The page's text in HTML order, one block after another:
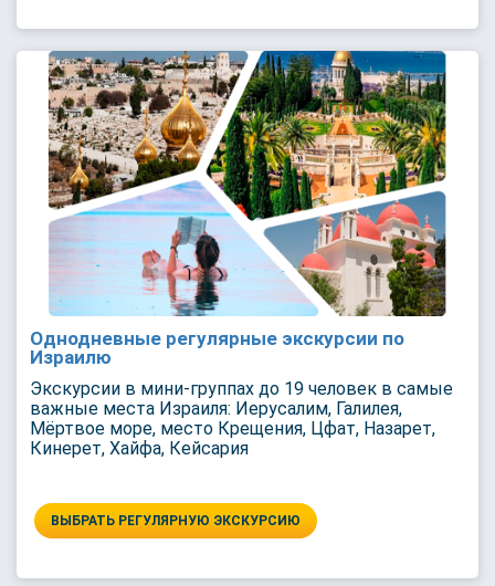
Однодневные регулярные экскурсии по
Израилю
Экскурсии в мини-группах до 19 человек в самые
важные места Израиля: Иерусалим, Галилея,
Мёртвое море, место Крещения, Цфат, Назарет,
Кинерет, Хайфа, Кейсария
ВЫБРАТЬ РЕГУЛЯРНУЮ ЭКСКУРСИЮ